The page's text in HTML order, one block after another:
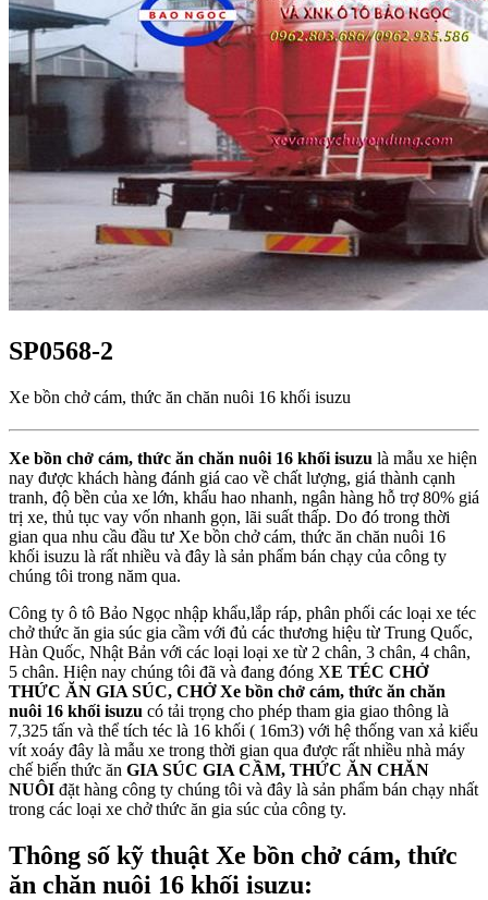
SP0568-2
Xe bồn chở cám, thức ăn chăn nuôi 16 khối isuzu
Xe bồn chở cám, thức ăn chăn nuôi 16 khối isuzu là mẫu xe hiện
nay được khách hàng đánh giá cao về chất lượng, giá thành cạnh
tranh, độ bền của xe lớn, khấu hao nhanh, ngân hàng hỗ trợ 80% giá
trị xe, thủ tục vay vốn nhanh gọn, lãi suất thấp. Do đó trong thời
gian qua nhu cầu đầu tư Xe bồn chở cám, thức ăn chăn nuôi 16
khối isuzu là rất nhiều và đây là sản phẩm bán chạy của công ty
chúng tôi trong năm qua.
Công ty ô tô Bảo Ngọc nhập khẩu,lắp ráp, phân phối các loại xe téc
chở thức ăn gia súc gia cầm với đủ các thương hiệu từ Trung Quốc,
Hàn Quốc, Nhật Bản với các loại loại xe từ 2 chân, 3 chân, 4 chân,
5 chân. Hiện nay chúng tôi đã và đang đóng XE TÉC CHỞ
THỨC ĂN GIA SÚC, CHỞ Xe bồn chở cám, thức ăn chăn
nuôi 16 khối isuzu có tải trọng cho phép tham gia giao thông là
7,325 tấn và thể tích téc là 16 khối ( 16m3) với hệ thống van xả kiểu
vít xoáy đây là mẫu xe trong thời gian qua được rất nhiều nhà máy
chế biến thức ăn GIA SÚC GIA CẦM, THỨC ĂN CHĂN
NUÔI đặt hàng công ty chúng tôi và đây là sản phẩm bán chạy nhất
trong các loại xe chở thức ăn gia súc của công ty.
Thông số kỹ thuật Xe bồn chở cám, thức
ăn chăn nuôi 16 khối isuzu: